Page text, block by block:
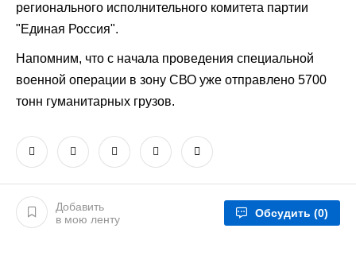
регионального исполнительного комитета партии
"Единая Россия".
Напомним, что с начала проведения специальной
военной операции в зону СВО уже отправлено 5700
тонн гуманитарных грузов.
Добавить
в мою ленту
Обсудить (0)